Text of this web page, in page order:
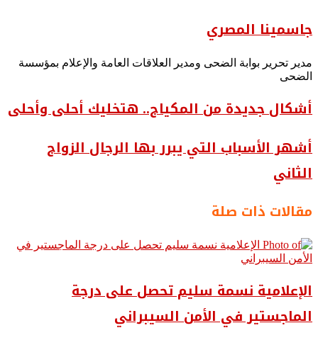
جاسمينا المصري
مدير تحرير بوابة الضحى ومدير العلاقات العامة والإعلام بمؤسسة
الضحى
أشكال جديدة من المكياج.. هتخليك أحلى وأحلى
أشهر الأسباب التي يبرر بها الرجال الزواج
الثاني
مقالات ذات صلة
الإعلامية نسمة سليم تحصل على درجة
الماجستير في الأمن السيبراني